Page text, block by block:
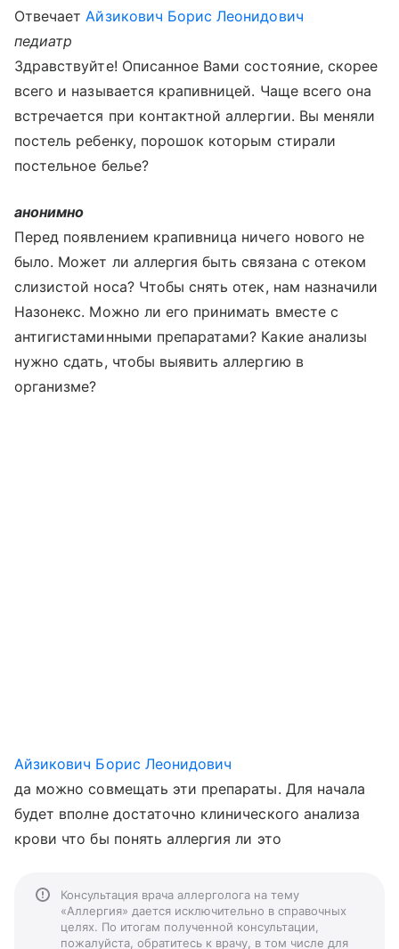
ОтвечаетАйзикович Борис Леонидович
педиатр
Здравствуйте! Описанное Вами состояние, скорее
всего и называется крапивницей. Чаще всего она
встречается при контактной аллергии. Вы меняли
постель ребенку, порошок которым стирали
постельное белье?
анонимно
Перед появлением крапивница ничего нового не
было. Может ли аллергия быть связана с отеком
слизистой носа? Чтобы снять отек, нам назначили
Назонекс. Можно ли его принимать вместе с
антигистаминными препаратами? Какие анализы
нужно сдать, чтобы выявить аллергию в
организме?
Айзикович Борис Леонидович
да можно совмещать эти препараты. Для начала
будет вполне достаточно клинического анализа
крови что бы понять аллергия ли это
Консультация врача аллерголога на тему
«Аллергия» дается исключительно в справочных
целях. По итогам полученной консультации,
пожалуйста, обратитесь к врачу, в том числе для